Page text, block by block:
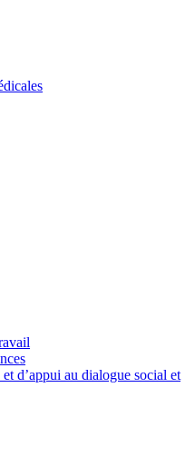
d’appui au dialogue social et